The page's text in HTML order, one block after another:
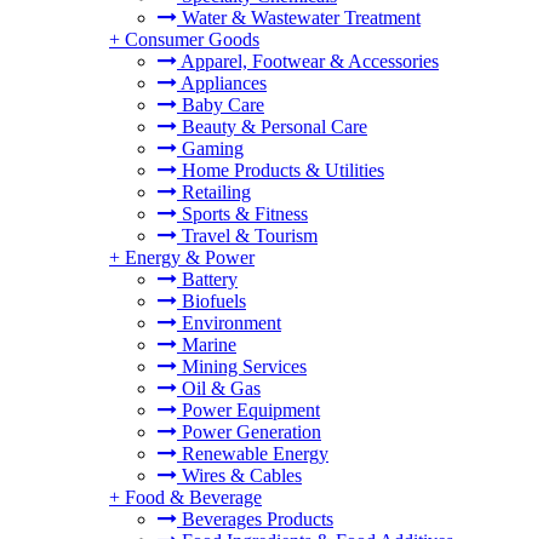
Water & Wastewater Treatment
+ Consumer Goods
Apparel, Footwear & Accessories
Appliances
Baby Care
Beauty & Personal Care
Gaming
Home Products & Utilities
Retailing
Sports & Fitness
Travel & Tourism
+ Energy & Power
Battery
Biofuels
Environment
Marine
Mining Services
Oil & Gas
Power Equipment
Power Generation
Renewable Energy
Wires & Cables
+ Food & Beverage
Beverages Products